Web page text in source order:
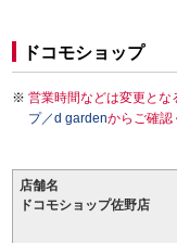
ドコモショップ
営業時間などは変更とな
プ／d gardenからご確認
店舗名
ドコモショップ佐野店